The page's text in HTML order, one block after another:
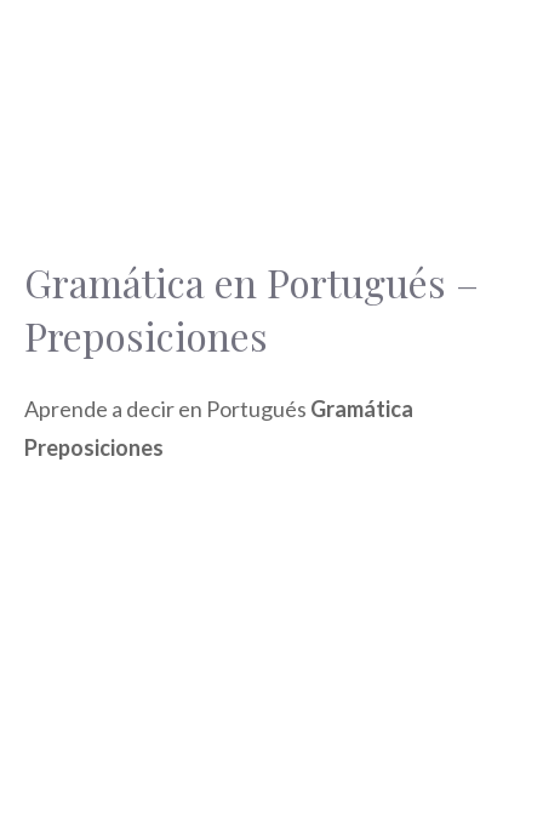
Gramática en Portugués –
Preposiciones
Aprende a decir en Portugués Gramática
Preposiciones